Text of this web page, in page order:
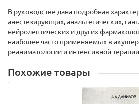
В руководстве дана подробная
анестезирующих, анальгетических,
нейролептических и других
наиболее часто применяемых в
реаниматологии и интенсивной
Похожие товары